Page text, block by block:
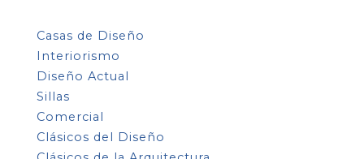
Casas de Diseño
Interiorismo
Diseño Actual
Sillas
Comercial
Clásicos del Diseño